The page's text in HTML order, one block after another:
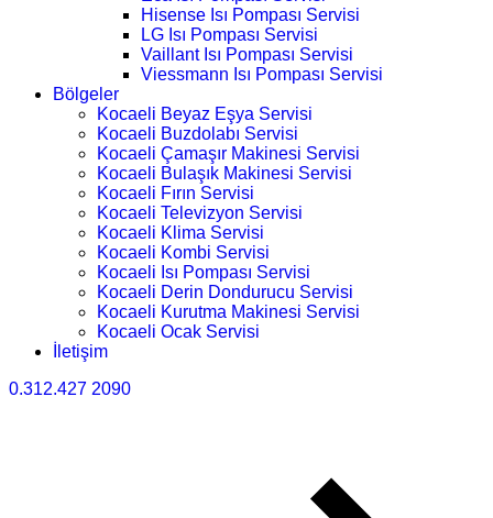
Hisense Isı Pompası Servisi
LG Isı Pompası Servisi
Vaillant Isı Pompası Servisi
Viessmann Isı Pompası Servisi
Bölgeler
Kocaeli Beyaz Eşya Servisi
Kocaeli Buzdolabı Servisi
Kocaeli Çamaşır Makinesi Servisi
Kocaeli Bulaşık Makinesi Servisi
Kocaeli Fırın Servisi
Kocaeli Televizyon Servisi
Kocaeli Klima Servisi
Kocaeli Kombi Servisi
Kocaeli Isı Pompası Servisi
Kocaeli Derin Dondurucu Servisi
Kocaeli Kurutma Makinesi Servisi
Kocaeli Ocak Servisi
İletişim
0.312.427 2090